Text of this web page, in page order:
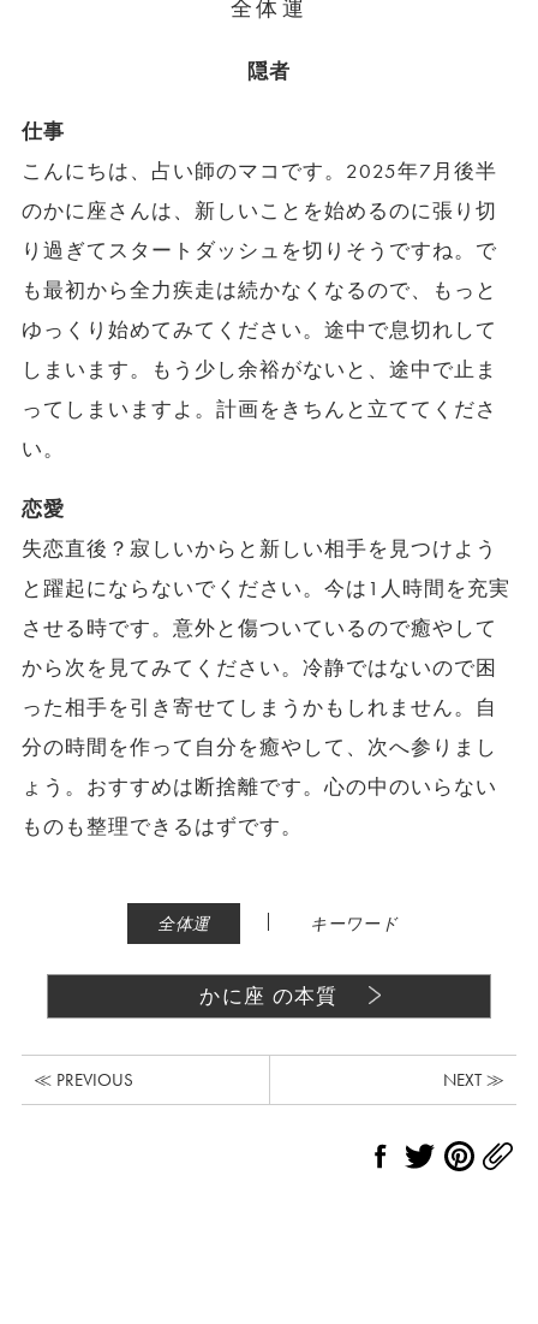
全体運
隠者
仕事
こんにちは、占い師のマコです。2025年7月後半
のかに座さんは、新しいことを始めるのに張り切
り過ぎてスタートダッシュを切りそうですね。で
も最初から全力疾走は続かなくなるので、もっと
ゆっくり始めてみてください。途中で息切れして
しまいます。もう少し余裕がないと、途中で止ま
ってしまいますよ。計画をきちんと立ててくださ
い。
恋愛
失恋直後？寂しいからと新しい相手を見つけよう
と躍起にならないでください。今は1人時間を充実
させる時です。意外と傷ついているので癒やして
から次を見てみてください。冷静ではないので困
った相手を引き寄せてしまうかもしれません。自
分の時間を作って自分を癒やして、次へ参りまし
ょう。おすすめは断捨離です。心の中のいらない
ものも整理できるはずです。
全体運 | キーワード
かに座 の本質
≪ PREVIOUS NEXT ≫